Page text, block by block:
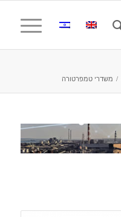
/ משדרי טמפרטורה